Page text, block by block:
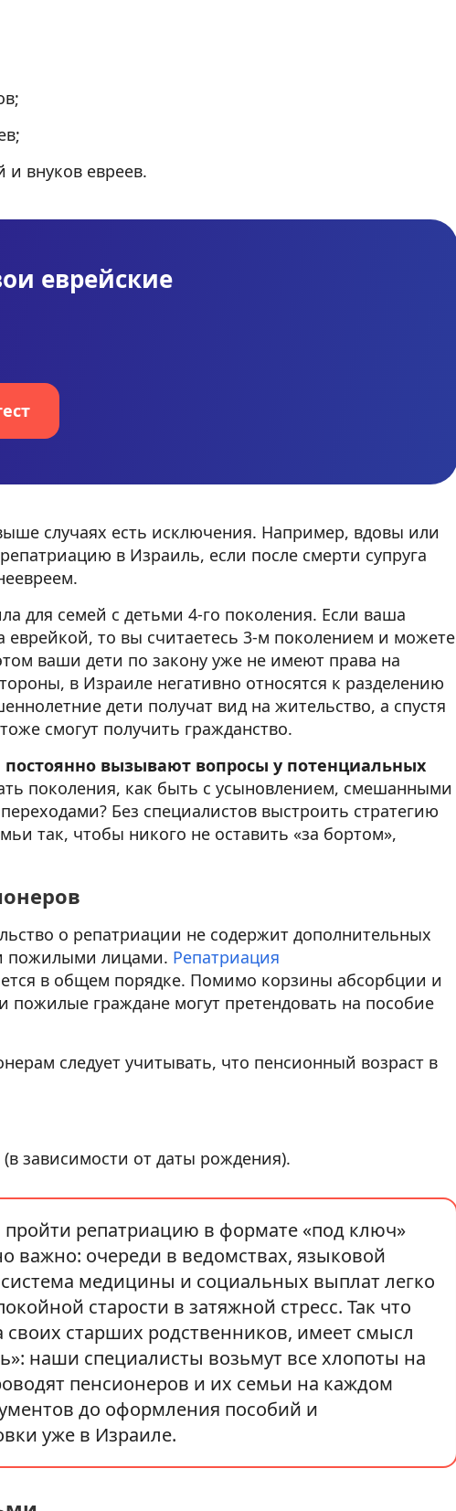
внуков евреев.
еврейские
случаях есть исключения. Например, вдовы или
в Израиль, если после смерти супруга
для семей с детьми 4-го поколения. Если ваша
еврейкой, то вы считаетесь 3-м поколением и можете
ваши дети по закону уже не имеют права на
в Израиле негативно относятся к разделению
дети получат вид на жительство, а спустя
смогут получить гражданство.
вызывают вопросы у потенциальных
поколения, как быть с усыновлением, смешанными
Без специалистов выстроить стратегию
так, чтобы никого не оставить «за бортом»,
о репатриации не содержит дополнительных
пожилыми лицами. Репатриация
в общем порядке. Помимо корзины абсорбции и
пожилые граждане могут претендовать на пособие
следует учитывать, что пенсионный возраст в
зависимости от даты рождения).
репатриацию в формате «под ключ»
важно: очереди в ведомствах, языковой
медицины и социальных выплат легко
старости в затяжной стресс. Так что
своих старших родственников, имеет смысл
наши специалисты возьмут все хлопоты на
пенсионеров и их семьи на каждом
до оформления пособий и
уже в Израиле.